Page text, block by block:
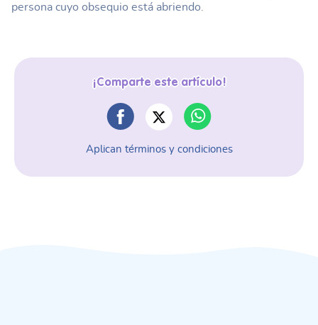
persona cuyo obsequio está abriendo.
¡Comparte este artículo!
Aplican términos y condiciones